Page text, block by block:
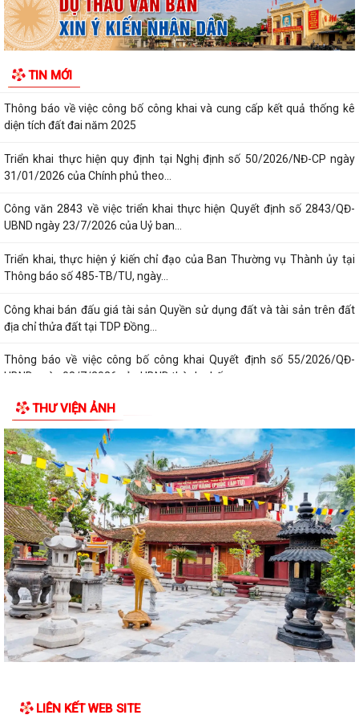
TIN MỚI
Công khai Quyết định số 3084/QĐ-UBND ngày 04/8/2026 của UBND
thành phố
công dân định kỳ Tuần 1 tháng 8...
Thông báo về việc công bố công khai và cung cấp kết quả thống kê
diện tích đất đai năm 2025
Triển khai thực hiện quy định tại Nghị định số 50/2026/NĐ-CP ngày
31/01/2026 của Chính phủ theo...
Công văn 2843 về việc triển khai thực hiện Quyết định số 2843/QĐ-
UBND ngày 23/7/2026 của Uỷ ban...
Triển khai, thực hiện ý kiến chỉ đạo của Ban Thường vụ Thành ủy tại
Thông báo số 485-TB/TU, ngày...
Công khai bán đấu giá tài sản Quyền sử dụng đất và tài sản trên đất
địa chỉ thửa đất tại TDP Đồng...
Thông báo về việc công bố công khai Quyết định số 55/2026/QĐ-
UBND ngày 08/7/2026 của UBND thành phố...
Công bố công khai danh mục thủ tục hành chính đủ điều kiện cung cấp
dịch vụ công trực tuyến và thủ...
Thông báo Ban hành bổ sung, sửa đổi mã định danh cho các cơ quan,
đơn vị hành chính nhà nước trên...
Triển khai Nghị định số 294/2026/NĐ-CP, Nghị định số 295/2026/NĐ-
CP và Nghị định số 296/2026/NĐ-CP...
Thông báo số 394/TB-VPCP ngày 21/7/2026 của Văn phòng Chính
phủ thông báo Kết luận của Thủ tướng...
Triển khai thi hành Nghị định số 274/2026/NĐ-CP của Chính phủ quy
định chi tiết một số điều và biện...
Quán triệt chỉ đạo của Tổng Bí thư, Chủ tịch nước tại Thông báo số 64-
Tuyên truyền, triển khai thực hiện Nghị Quyết số 20/2026/NQ-HĐND
THƯ VIỆN ẢNH
LIÊN KẾT WEB SITE